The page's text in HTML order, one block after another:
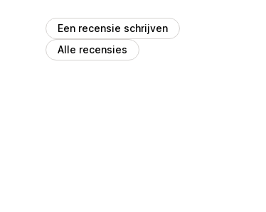
Een recensie schrijven
Alle recensies